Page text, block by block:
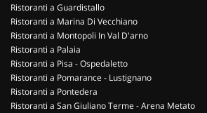
Ristoranti a Guardistallo
Ristoranti a Marina Di Vecchiano
Ristoranti a Montopoli In Val D'arno
Ristoranti a Palaia
Ristoranti a Pisa - Ospedaletto
Ristoranti a Pomarance - Lustignano
Ristoranti a Pontedera
Ristoranti a San Giuliano Terme - Arena Metato